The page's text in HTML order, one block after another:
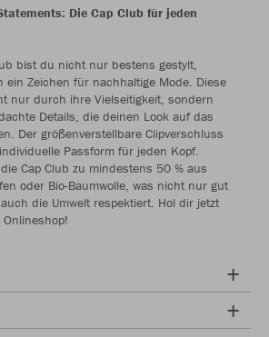
Die Cap Club für jeden
bist du nicht nur bestens gestylt,
ein Zeichen für nachhaltige Mode. Diese
nur durch ihre Vielseitigkeit, sondern
Details, die deinen Look auf das
Der größenverstellbare Clipverschluss
Passform für jeden Kopf.
Cap Club zu mindestens 50 % aus
oder Bio-Baumwolle, was nicht nur gut
die Umwelt respektiert. Hol dir jetzt
Onlineshop!